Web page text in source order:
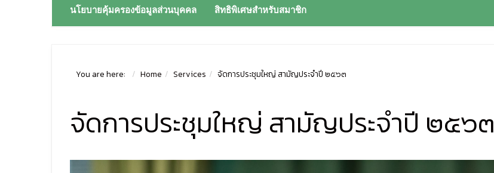
นโยบายคุ้มครองข้อมูลส่วนบุคคล สิทธิพิเศษสำหรับสมาชิก
You are here: Home Services จัดการประชุมใหญ่ สามัญประจำปี ๒๕๖๓
จัดการประชุมใหญ่ สามัญประจำปี ๒๕๖๓